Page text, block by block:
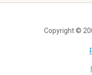
Copyright ©